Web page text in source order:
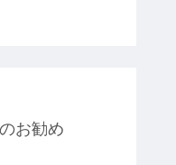
お勧め